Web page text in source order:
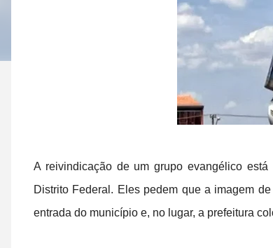
A reivindicação de um grupo evangélico
Distrito Federal. Eles pedem que a imagem
entrada do município e, no lugar, a prefeitura